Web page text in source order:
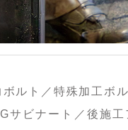
ルト／特殊加工ボ
サビナート／後施工